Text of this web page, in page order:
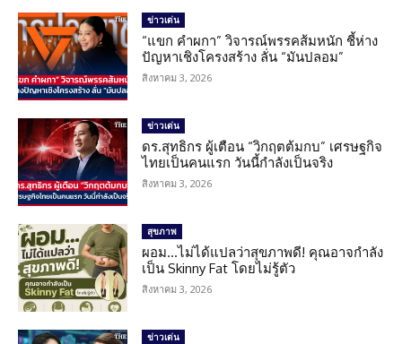
ข่าวเด่น
“แขก คำผกา” วิจารณ์พรรคส้มหนัก ชี้ห่าง
ปัญหาเชิงโครงสร้าง ลั่น “มันปลอม”
สิงหาคม 3, 2026
ข่าวเด่น
ดร.สุทธิกร ผู้เตือน “วิกฤตต้มกบ” เศรษฐกิจ
ไทยเป็นคนแรก วันนี้กำลังเป็นจริง
สิงหาคม 3, 2026
สุขภาพ
ผอม…ไม่ได้แปลว่าสุขภาพดี! คุณอาจกำลัง
เป็น Skinny Fat โดยไม่รู้ตัว
สิงหาคม 3, 2026
ข่าวเด่น